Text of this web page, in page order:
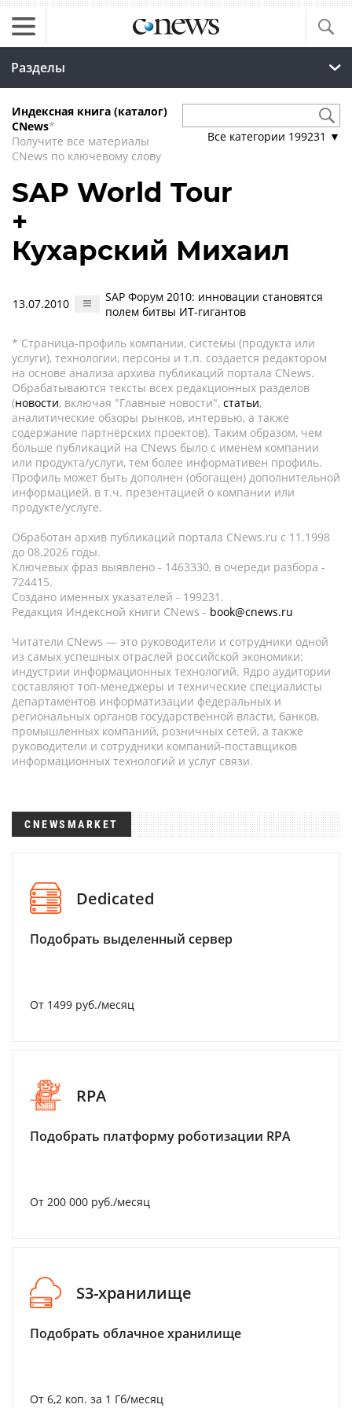
Разделы
Индексная книга (каталог)
CNews*
Получите все материалы
CNews по ключевому слову
Все категории 199231 ▼
SAP World Tour
+
Кухарский Михаил
13.07.2010
SAP Форум 2010: инновации становятся
полем битвы ИТ-гигантов
* Страница-профиль компании, системы (продукта или
услуги), технологии, персоны и т.п. создается редактором
на основе анализа архива публикаций портала CNews.
Обрабатываются тексты всех редакционных разделов
(новости, включая "Главные новости", статьи,
аналитические обзоры рынков, интервью, а также
содержание партнёрских проектов). Таким образом, чем
больше публикаций на CNews было с именем компании
или продукта/услуги, тем более информативен профиль.
Профиль может быть дополнен (обогащен) дополнительной
информацией, в т.ч. презентацией о компании или
продукте/услуге.
Обработан архив публикаций портала CNews.ru c 11.1998
до 08.2026 годы.
Ключевых фраз выявлено - 1463330, в очереди разбора -
724415.
Создано именных указателей - 199231.
Редакция Индексной книги CNews - book@cnews.ru
Читатели CNews — это руководители и сотрудники одной
из самых успешных отраслей российской экономики:
индустрии информационных технологий. Ядро аудитории
составляют топ-менеджеры и технические специалисты
департаментов информатизации федеральных и
региональных органов государственной власти, банков,
промышленных компаний, розничных сетей, а также
руководители и сотрудники компаний-поставщиков
информационных технологий и услуг связи.
CNEWSMARKET
Dedicated
Подобрать выделенный сервер
От 1499 руб./месяц
RPA
Подобрать платформу роботизации RPA
От 200 000 руб./месяц
S3-хранилище
Подобрать облачное хранилище
От 6,2 коп. за 1 Гб/месяц